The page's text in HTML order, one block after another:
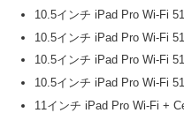
10.5インチ iPad Pro Wi-Fi
10.5インチ iPad Pro Wi-Fi
10.5インチ iPad Pro Wi-Fi
10.5インチ iPad Pro Wi-Fi
11インチ iPad Pro Wi-Fi +